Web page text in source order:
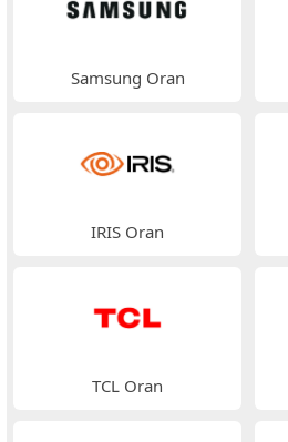
Samsung Oran
IRIS Oran
TCL Oran